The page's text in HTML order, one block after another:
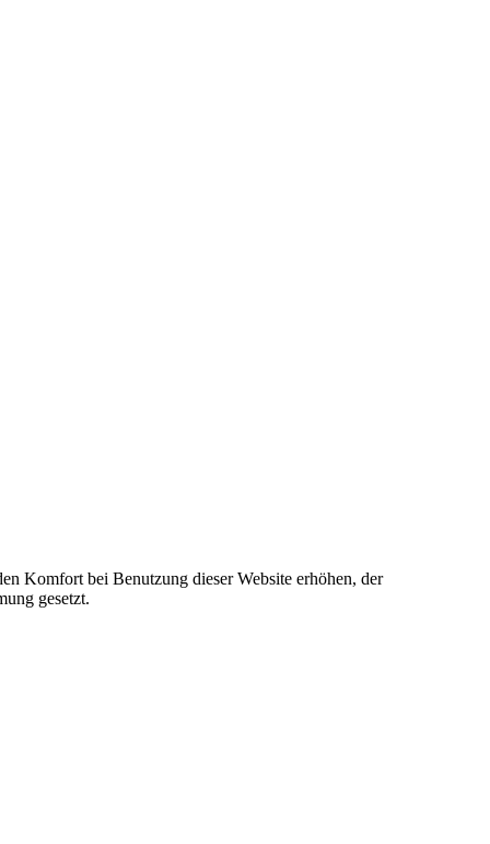
Komfort bei Benutzung dieser Website erhöhen, der
gesetzt.